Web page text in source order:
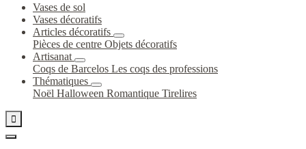
Vases de sol
Vases décoratifs
Articles décoratifs
Pièces de centre Objets décoratifs
Artisanat
Coqs de Barcelos Les coqs des professions
Thématiques
Noël Halloween Romantique Tirelires
